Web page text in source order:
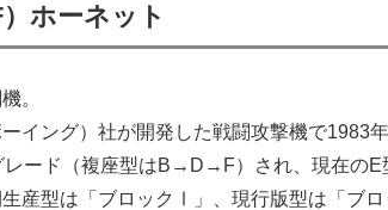
ホーネット
。
イング）社が開発した戦闘攻撃機で1983
ード（複座型はB→D→F）され、現在のE
産型は「ブロックⅠ」、現行版型は「ブ